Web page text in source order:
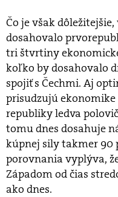
Čo je však
dosahovalo
tri štvrtiny
koľko by dosahovalo
spojiť s Čechmi. Aj
prisudzujú ekonomike
republiky ledva
tomu dnes dosahuje
kúpnej sily takmer 90
porovnania vyplýva,
Západom od čias
ako dnes.